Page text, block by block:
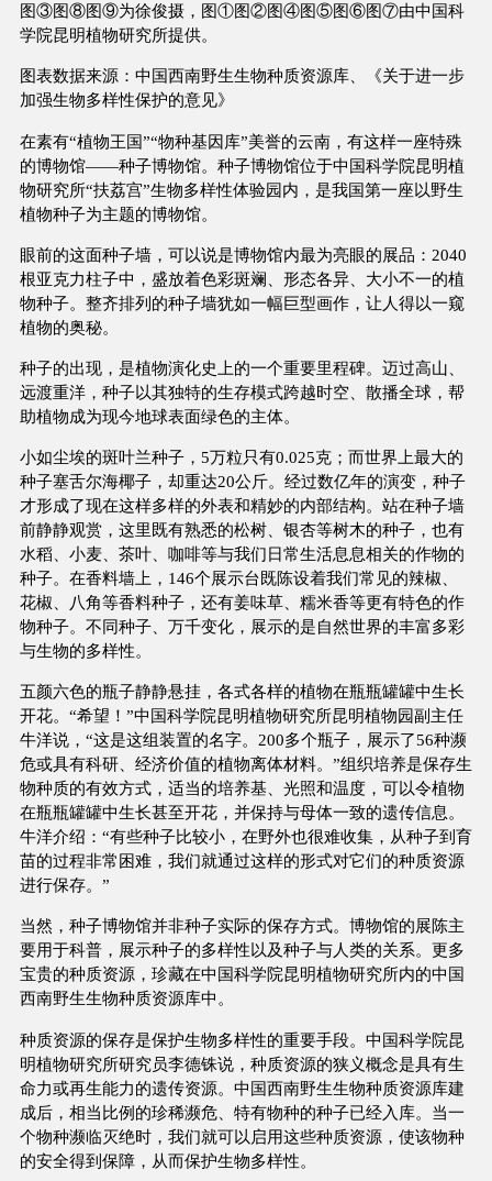
图③图⑧图⑨为徐俊摄，图①图②图④图⑤图⑥图⑦由中国科
学院昆明植物研究所提供。
图表数据来源：中国西南野生生物种质资源库、《关于进一步
加强生物多样性保护的意见》
在素有“植物王国”“物种基因库”美誉的云南，有这样一座特殊
的博物馆——种子博物馆。种子博物馆位于中国科学院昆明植
物研究所“扶荔宫”生物多样性体验园内，是我国第一座以野生
植物种子为主题的博物馆。
眼前的这面种子墙，可以说是博物馆内最为亮眼的展品：2040
根亚克力柱子中，盛放着色彩斑斓、形态各异、大小不一的植
物种子。整齐排列的种子墙犹如一幅巨型画作，让人得以一窥
植物的奥秘。
种子的出现，是植物演化史上的一个重要里程碑。迈过高山、
远渡重洋，种子以其独特的生存模式跨越时空、散播全球，帮
助植物成为现今地球表面绿色的主体。
小如尘埃的斑叶兰种子，5万粒只有0.025克；而世界上最大的
种子塞舌尔海椰子，却重达20公斤。经过数亿年的演变，种子
才形成了现在这样多样的外表和精妙的内部结构。站在种子墙
前静静观赏，这里既有熟悉的松树、银杏等树木的种子，也有
水稻、小麦、茶叶、咖啡等与我们日常生活息息相关的作物的
种子。在香料墙上，146个展示台既陈设着我们常见的辣椒、
花椒、八角等香料种子，还有姜味草、糯米香等更有特色的作
物种子。不同种子、万千变化，展示的是自然世界的丰富多彩
与生物的多样性。
五颜六色的瓶子静静悬挂，各式各样的植物在瓶瓶罐罐中生长
开花。“希望！”中国科学院昆明植物研究所昆明植物园副主任
牛洋说，“这是这组装置的名字。200多个瓶子，展示了56种濒
危或具有科研、经济价值的植物离体材料。”组织培养是保存生
物种质的有效方式，适当的培养基、光照和温度，可以令植物
在瓶瓶罐罐中生长甚至开花，并保持与母体一致的遗传信息。
牛洋介绍：“有些种子比较小，在野外也很难收集，从种子到育
苗的过程非常困难，我们就通过这样的形式对它们的种质资源
进行保存。”
当然，种子博物馆并非种子实际的保存方式。博物馆的展陈主
要用于科普，展示种子的多样性以及种子与人类的关系。更多
宝贵的种质资源，珍藏在中国科学院昆明植物研究所内的中国
西南野生生物种质资源库中。
种质资源的保存是保护生物多样性的重要手段。中国科学院昆
明植物研究所研究员李德铢说，种质资源的狭义概念是具有生
命力或再生能力的遗传资源。中国西南野生生物种质资源库建
成后，相当比例的珍稀濒危、特有物种的种子已经入库。当一
个物种濒临灭绝时，我们就可以启用这些种质资源，使该物种
的安全得到保障，从而保护生物多样性。